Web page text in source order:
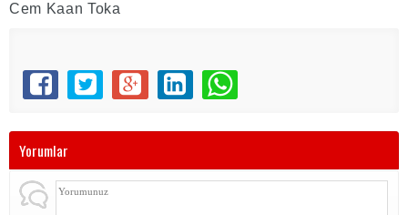
Cem Kaan Toka
Yorumlar